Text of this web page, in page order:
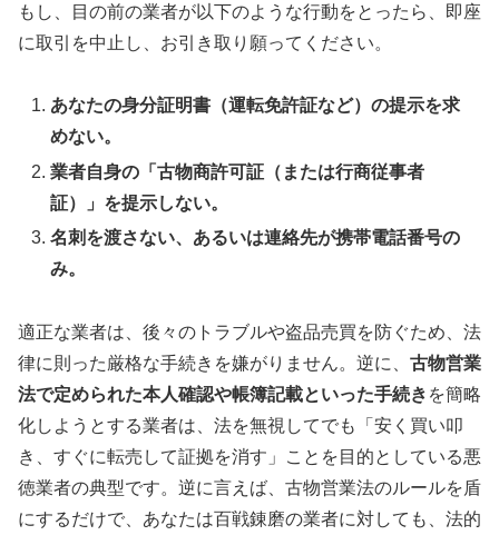
もし、目の前の業者が以下のような行動をとったら、即座
に取引を中止し、お引き取り願ってください。
あなたの身分証明書（運転免許証など）の提示を求
めない。
業者自身の「古物商許可証（または行商従事者
証）」を提示しない。
名刺を渡さない、あるいは連絡先が携帯電話番号の
み。
適正な業者は、後々のトラブルや盗品売買を防ぐため、法
律に則った厳格な手続きを嫌がりません。逆に、 古物営業
法で定められた本人確認や帳簿記載といった手続き を簡略
化しようとする業者は、法を無視してでも「安く買い叩
き、すぐに転売して証拠を消す」ことを目的としている悪
徳業者の典型です。逆に言えば、古物営業法のルールを盾
にするだけで、あなたは百戦錬磨の業者に対しても、法的